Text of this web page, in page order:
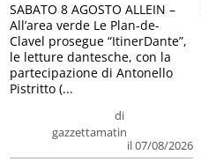
di
gazzettamatin
il 07/08/2026
SABATO 8 AGOSTO ALLEIN –
All’area verde Le Plan-de-
Clavel prosegue “ItinerDante”,
le letture dantesche, con la
partecipazione di Antonello
Pistritto (...